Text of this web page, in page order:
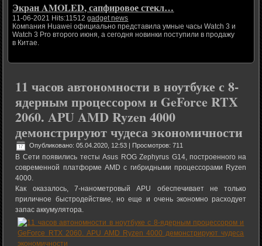
Экран AMOLED, сапфировое стекл…
11-06-2021 Hits:11512gadget news
Компания Huawei официально представила умные часы Watch 3 и
Watch 3 Pro второго июня, а сегодня новинки поступили в продажу
в Китае.
11 часов автономности в ноутбуке с 8-
ядерным процессором и GeForce RTX
2060. APU AMD Ryzen 4000
демонстрируют чудеса экономичности
Опубликовано: 05.04.2020, 12:53 | Просмотров: 711
В Сети появились тесты Asus ROG Zephyrus G14, построенного на
современной платформе AMD с гибридными процессорами Ryzen
4000.
Как оказалось, 7-нанометровый APU обеспечивает не только
приличное быстродействие, но еще и очень экономно расходует
запас аккумулятора.